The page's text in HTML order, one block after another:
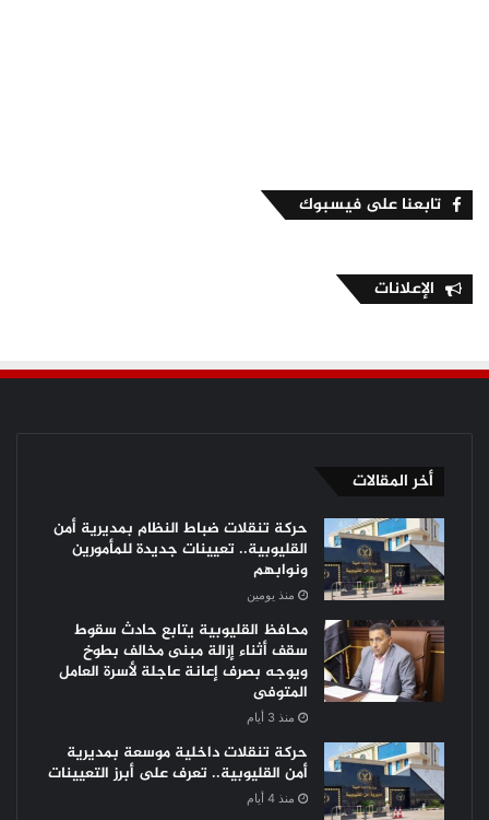
تابعنا على فيسبوك
الإعلانات
أخر المقالات
حركة تنقلات ضباط النظام بمديرية أمن
القليوبية.. تعيينات جديدة للمأمورين
ونوابهم
منذ يومين
محافظ القليوبية يتابع حادث سقوط
سقف أثناء إزالة مبنى مخالف بطوخ
ويوجه بصرف إعانة عاجلة لأسرة العامل
المتوفى
منذ 3 أيام
حركة تنقلات داخلية موسعة بمديرية
أمن القليوبية.. تعرف على أبرز التعيينات
منذ 4 أيام